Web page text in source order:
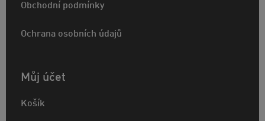
Obchodní podmínky
Ochrana osobních údajů
Můj účet
Košík